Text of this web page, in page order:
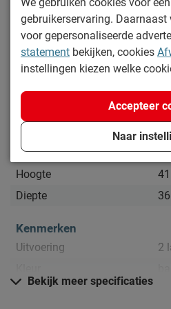
Specificaties
Productinformatie
Artikelnummer
Lengte
Hoogte
Diepte
Kenmerken
Uitvoering
2
Bekijk meer specificaties
gebruikerservaring.
voor gepersonaliseerde
statement bekijken, cookies
instellingen kiezen welke
Naar
Accepteer